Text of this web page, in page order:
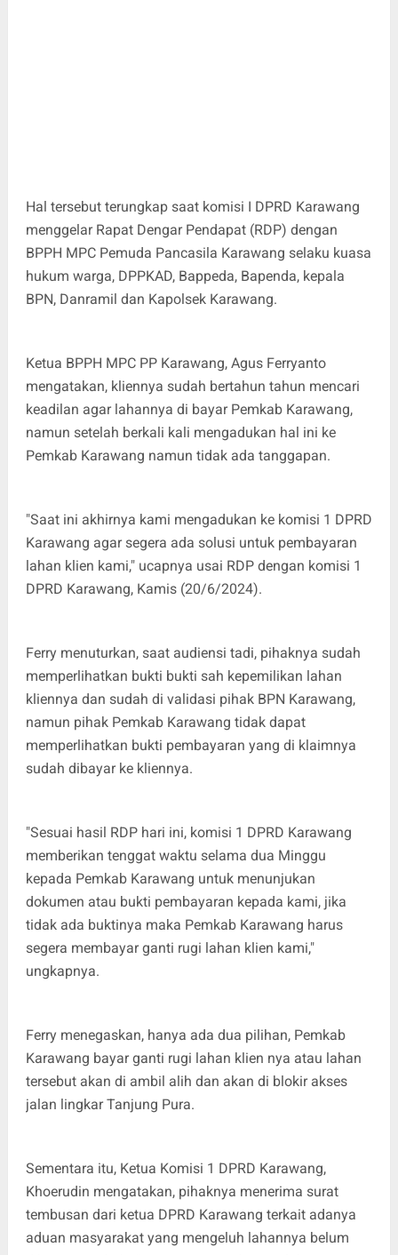
Hal tersebut terungkap saat komisi I DPRD Karawang
menggelar Rapat Dengar Pendapat (RDP) dengan
BPPH MPC Pemuda Pancasila Karawang selaku kuasa
hukum warga, DPPKAD, Bappeda, Bapenda, kepala
BPN, Danramil dan Kapolsek Karawang.
Ketua BPPH MPC PP Karawang, Agus Ferryanto
mengatakan, kliennya sudah bertahun tahun mencari
keadilan agar lahannya di bayar Pemkab Karawang,
namun setelah berkali kali mengadukan hal ini ke
Pemkab Karawang namun tidak ada tanggapan.
"Saat ini akhirnya kami mengadukan ke komisi 1 DPRD
Karawang agar segera ada solusi untuk pembayaran
lahan klien kami," ucapnya usai RDP dengan komisi 1
DPRD Karawang, Kamis (20/6/2024).
Ferry menuturkan, saat audiensi tadi, pihaknya sudah
memperlihatkan bukti bukti sah kepemilikan lahan
kliennya dan sudah di validasi pihak BPN Karawang,
namun pihak Pemkab Karawang tidak dapat
memperlihatkan bukti pembayaran yang di klaimnya
sudah dibayar ke kliennya.
"Sesuai hasil RDP hari ini, komisi 1 DPRD Karawang
memberikan tenggat waktu selama dua Minggu
kepada Pemkab Karawang untuk menunjukan
dokumen atau bukti pembayaran kepada kami, jika
tidak ada buktinya maka Pemkab Karawang harus
segera membayar ganti rugi lahan klien kami,"
ungkapnya.
Ferry menegaskan, hanya ada dua pilihan, Pemkab
Karawang bayar ganti rugi lahan klien nya atau lahan
tersebut akan di ambil alih dan akan di blokir akses
jalan lingkar Tanjung Pura.
Sementara itu, Ketua Komisi 1 DPRD Karawang,
Khoerudin mengatakan, pihaknya menerima surat
tembusan dari ketua DPRD Karawang terkait adanya
aduan masyarakat yang mengeluh lahannya belum